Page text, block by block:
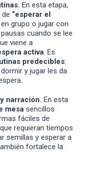
En esta etapa,
“esperar el
grupo o jugar con
cuando se lee
viene a
activa. Es
predecibles:
y jugar les da
narración. En esta
mesa sencillos
fáciles de
requieran tiempos
semillas y esperar a
fortalece la